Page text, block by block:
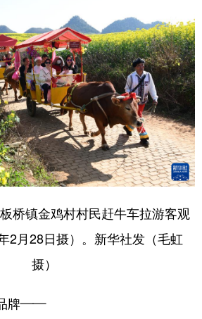
桥镇金鸡村村民赶牛车拉游客观
2月28日摄）。新华社发（毛虹
摄）
牌——